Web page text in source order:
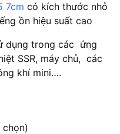
7cm có kích thước nhỏ
ồn hiệu suất cao
dụng trong các ứng
SSR, máy chủ, các
khí mini….